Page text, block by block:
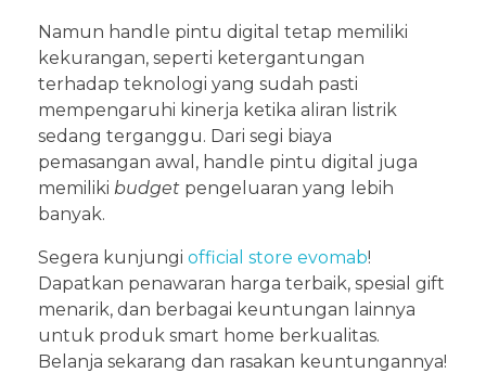
Namun handle pintu digital tetap memiliki
kekurangan, seperti ketergantungan
terhadap teknologi yang sudah pasti
mempengaruhi kinerja ketika aliran listrik
sedang terganggu. Dari segi biaya
pemasangan awal, handle pintu digital juga
memiliki budget pengeluaran yang lebih
banyak.
Segera kunjungi official store evomab!
Dapatkan penawaran harga terbaik, spesial gift
menarik, dan berbagai keuntungan lainnya
untuk produk smart home berkualitas.
Belanja sekarang dan rasakan keuntungannya!